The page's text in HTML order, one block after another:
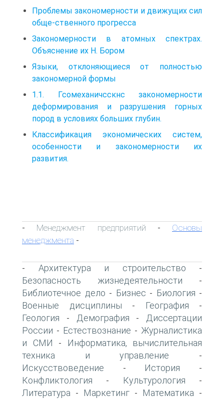
Проблемы закономерности и движущих сил
обще-ственного прогресса
Закономерности в атомных спектрах.
Объяснение их Н. Бором
Языки, отклоняющиеся от полностью
закономерной формы
1.1. Гсомеханичсскнс закономерности
деформирования и разрушения горных
пород в условиях больших глубин.
Классификация экономических систем,
особенности и закономерности их
развития.
- Менеджмент предприятий - Основы
менеджмента -
- Архитектура и строительство -
Безопасность жизнедеятельности -
Библиотечное дело - Бизнес - Биология -
Военные дисциплины - География -
Геология - Демография -
Диссертации
России - Естествознание - Журналистика
и СМИ -
Информатика, вычислительная
техника и управление -
Искусствоведение - История -
Конфликтология - Культурология -
Литература - Маркетинг - Математика -